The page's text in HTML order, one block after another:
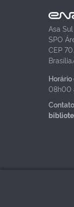
Asa Sul
SPO
CEP
08h00
Contato